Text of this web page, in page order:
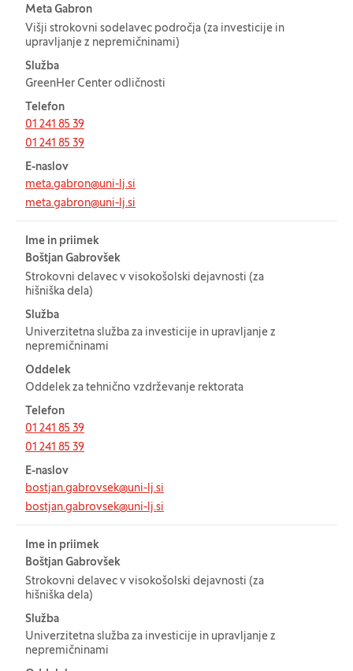
Meta Gabron
Višji strokovni sodelavec področja (za investicije in
upravljanje z nepremičninami)
Služba
GreenHer Center odličnosti
Telefon
01 241 85 39
01 241 85 39
E-naslov
meta.gabron@uni-lj.si
meta.gabron@uni-lj.si
Ime in priimek
Boštjan Gabrovšek
Strokovni delavec v visokošolski dejavnosti (za
hišniška dela)
Služba
Univerzitetna služba za investicije in upravljanje z
nepremičninami
Oddelek
Oddelek za tehnično vzdrževanje rektorata
Telefon
01 241 85 39
01 241 85 39
E-naslov
bostjan.gabrovsek@uni-lj.si
bostjan.gabrovsek@uni-lj.si
Ime in priimek
Boštjan Gabrovšek
Strokovni delavec v visokošolski dejavnosti (za
hišniška dela)
Služba
Univerzitetna služba za investicije in upravljanje z
nepremičninami